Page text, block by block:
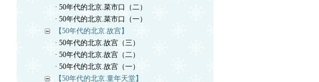
· 50年代的北京.菜市口（二）
· 50年代的北京.菜市口（一）
【50年代的北京.故宫】
· 50年代的北京.故宫（三）
· 50年代的北京.故宫（二）
· 50年代的北京.故宫（一）
【50年代的北京.童年天堂】